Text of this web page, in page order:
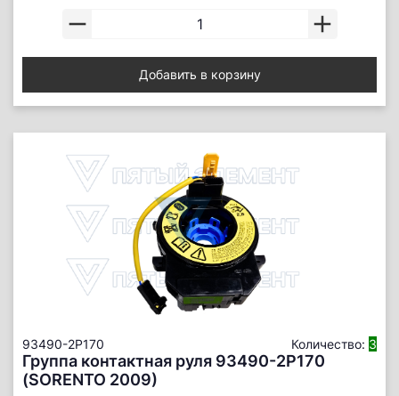
Добавить в корзину
93490-2P170 Количество: 3
Группа контактная руля 93490-2P170
(SORENTO 2009)